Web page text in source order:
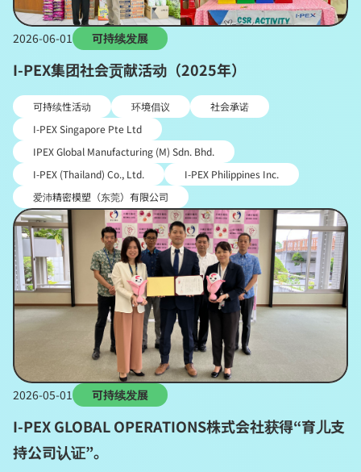
2026-06-01 可持续发展
I-PEX集团社会贡献活动（2025年）
可持续性活动 环境倡议
社会承诺
I-PEX Singapore Pte Ltd
IPEX Global Manufacturing (M) Sdn. Bhd.
I-PEX (Thailand) Co., Ltd.
I-PEX Philippines Inc.
爱沛精密模塑（东莞）有限公司
2026-05-01 可持续发展
I-PEX GLOBAL OPERATIONS株式会社获得“育儿支
持公司认证”。